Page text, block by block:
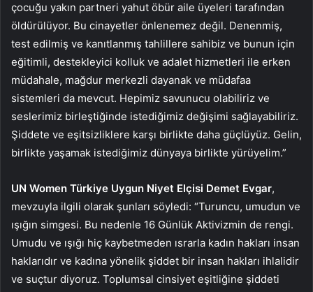
çocuğu yakın partneri yahut öbür aile üyeleri tarafından
öldürülüyor. Bu cinayetler önlenemez değil. Denenmiş,
test edilmiş ve kanıtlanmış tahlillere sahibiz ve bunun için
eğitimli, destekleyici kolluk ve adalet hizmetleri ile erken
müdahale, mağdur merkezli dayanak ve müdafaa
sistemleri da mevcut. Hepimiz savunucu olabiliriz ve
seslerimiz birleştiğinde istediğimiz değişimi sağlayabiliriz.
Şiddete ve eşitsizliklere karşı birlikte daha güçlüyüz. Gelin,
birlikte yaşamak istediğimiz dünyaya birlikte yürüyelim.”
UN Women Türkiye Uygun Niyet Elçisi Demet Evgar,
mevzuyla ilgili olarak şunları söyledi: “Turuncu, umudun ve
ışığın simgesi. Bu nedenle 16 Günlük Aktivizmin de rengi.
Umudu ve ışığı hiç kaybetmeden ısrarla kadın hakları insan
haklarıdır ve kadına yönelik şiddet bir insan hakları ihlalidir
ve suçtur diyoruz. Toplumsal cinsiyet eşitliğine şiddeti